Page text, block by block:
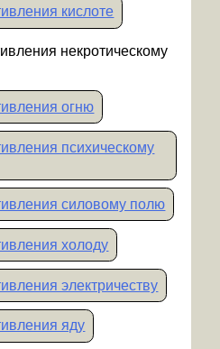
кислоте
некротическому
огню
психическому
силовому полю
холоду
электричеству
яду